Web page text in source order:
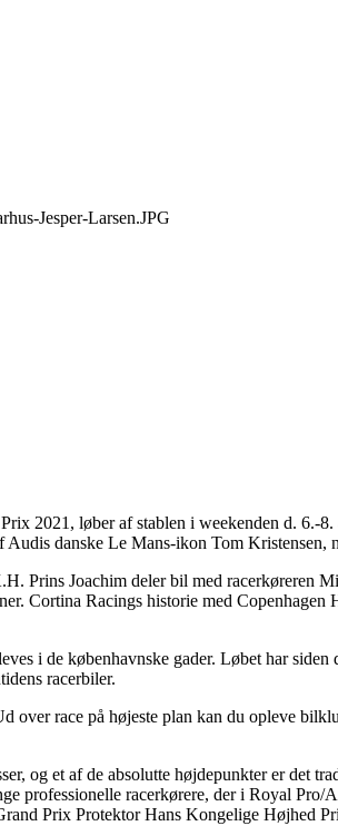
2021, løber af stablen i weekenden d. 6.-
danske Le Mans-ikon Tom
Prins Joachim deler bil med racerkøreren
Cortina Racings historie med
i de københavnske gader. Løbet har
racerbiler.
race på højeste plan kan du opleve
og et af de absolutte højdepunkter er det
professionelle racerkørere, der i Royal
Prix Protektor Hans Kongelige Højhed